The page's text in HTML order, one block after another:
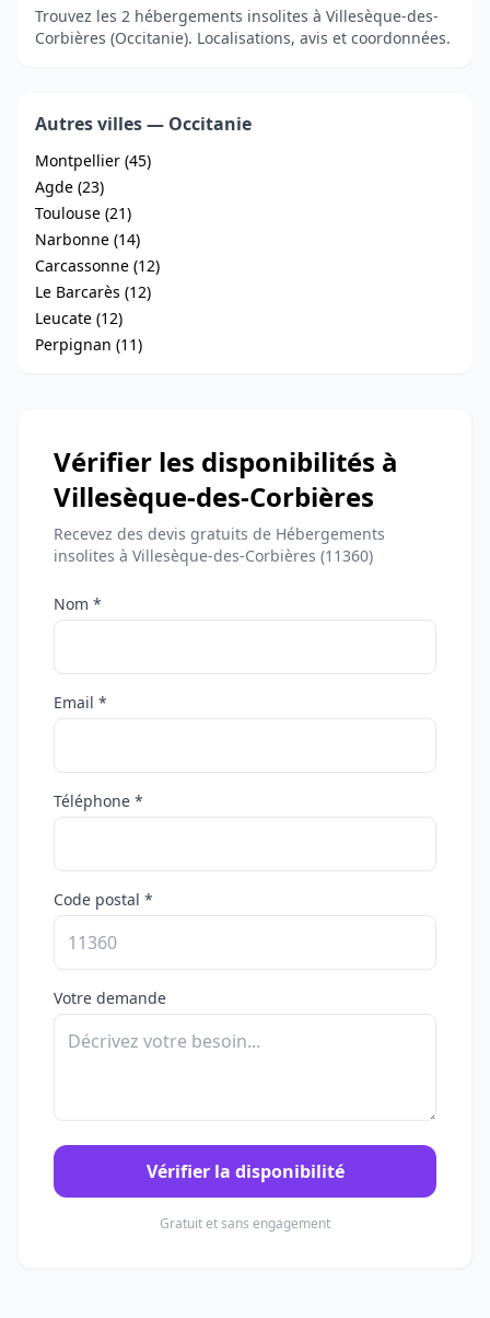
Trouvez les 2 hébergements insolites à Villesèque-des-
Corbières (Occitanie). Localisations, avis et coordonnées.
Autres villes — Occitanie
Montpellier (45)
Agde (23)
Toulouse (21)
Narbonne (14)
Carcassonne (12)
Le Barcarès (12)
Leucate (12)
Perpignan (11)
Vérifier les disponibilités à
Villesèque-des-Corbières
Recevez des devis gratuits de Hébergements
insolites à Villesèque-des-Corbières (11360)
Nom *
Email *
Téléphone *
Code postal *
Votre demande
Vérifier la disponibilité
Gratuit et sans engagement